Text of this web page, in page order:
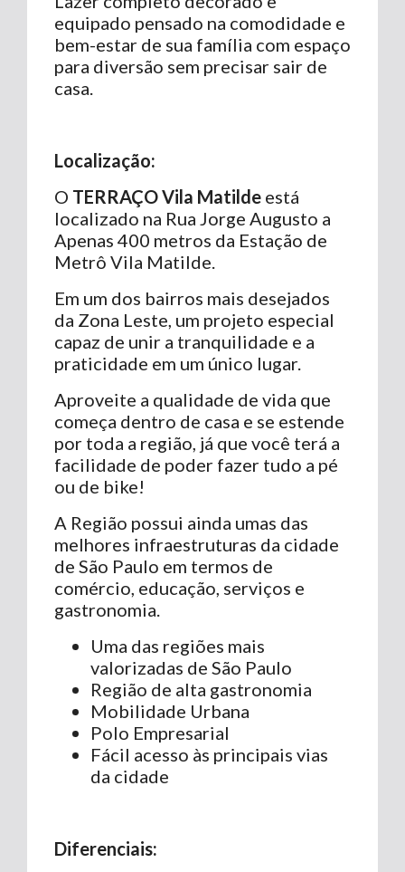
equipado pensado na comodidade e
bem-estar de sua família com espaço
para diversão sem precisar sair de
casa.
Localização:
O TERRAÇO Vila Matilde está
localizado na Rua Jorge Augusto a
Apenas 400 metros da Estação de
Metrô Vila Matilde.
Em um dos bairros mais desejados
da Zona Leste, um projeto especial
capaz de unir a tranquilidade e a
praticidade em um único lugar.
Aproveite a qualidade de vida que
começa dentro de casa e se estende
por toda a região, já que você terá a
facilidade de poder fazer tudo a pé
ou de bike!
A Região possui ainda umas das
melhores infraestruturas da cidade
de São Paulo em termos de
comércio, educação, serviços e
gastronomia.
Uma das regiões mais
valorizadas de São Paulo
Região de alta gastronomia
Mobilidade Urbana
Polo Empresarial
Fácil acesso às principais vias
da cidade
Diferenciais: